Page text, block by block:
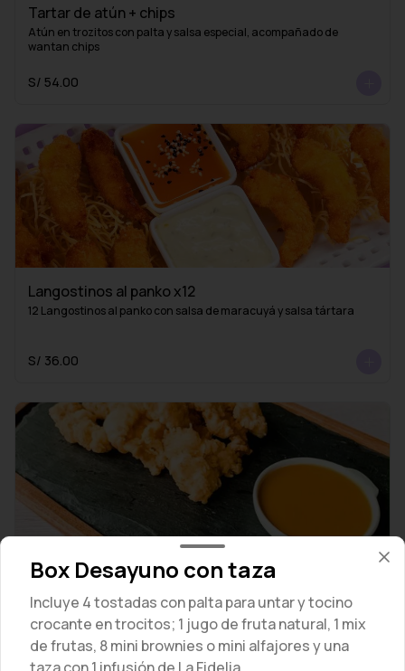
Tartar de atún + chips
Atún en trozitos con palta y salsa especial, acompañado de
wantan chips
S/ 54.00
Langostinos al panko x12
12 Langostinos al panko con salsa de maracuyá y salsa tártara
S/ 36.00
Chicken Crispers con Honey Mustard
S/ 29.00
Box Desayuno con taza
Incluye 4 tostadas con palta para untar y tocino
crocante en trocitos; 1 jugo de fruta natural, 1 mix
de frutas, 8 mini brownies o mini alfajores y una